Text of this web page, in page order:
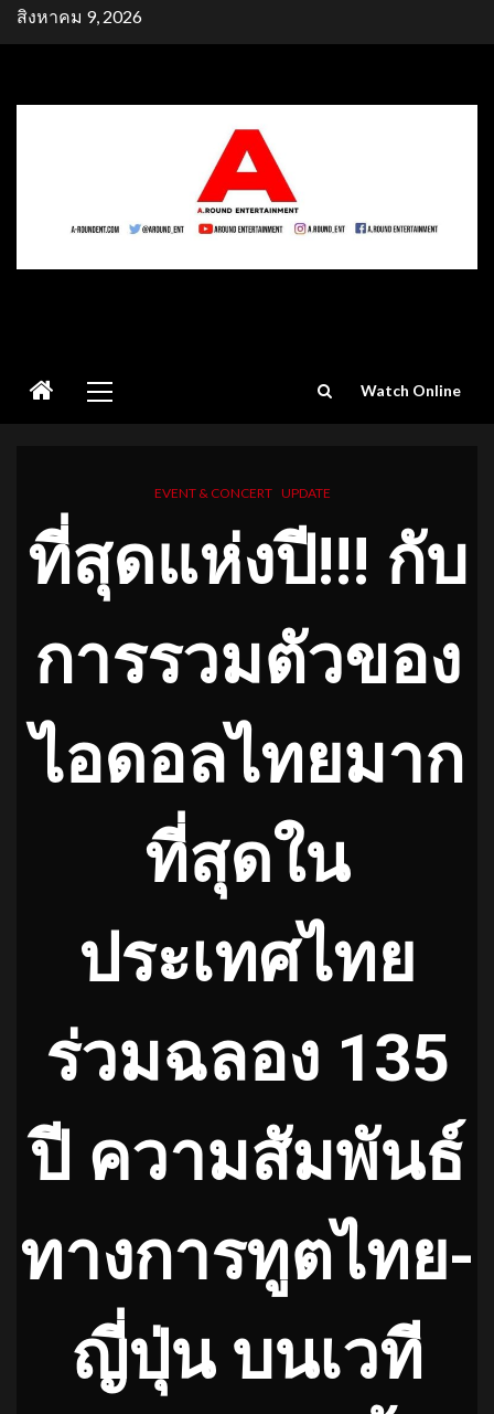
Skipสิงหาคม 9, 2026
Menu
Watch Online
EVENT & CONCERT UPDATE
ที่สุดแห่งปี!!! กับ
การรวมตัวของ
ไอดอลไทยมาก
ที่สุดใน
ประเทศไทย
ร่วมฉลอง 135
ปี ความสัมพันธ์
ทางการทูตไทย-
ญี่ปุ่น บนเวที